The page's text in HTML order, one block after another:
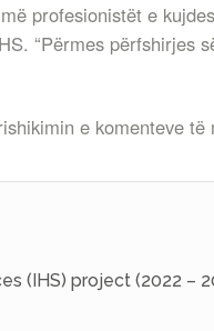
profesionistët e
“Përmes përfshirjes
e komenteve
(IHS) project (2022